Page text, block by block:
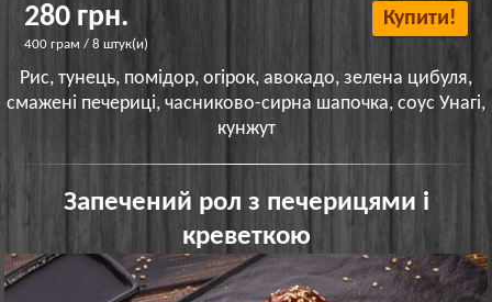
280 грн.
400 грам / 8 штук(и)
Купити!
Рис, тунець, помідор, огірок, авокадо, зелена цибуля,
смажені печериці, часниково-сирна шапочка, соус Унагі,
кунжут
Запечений рол з печерицями і
креветкою